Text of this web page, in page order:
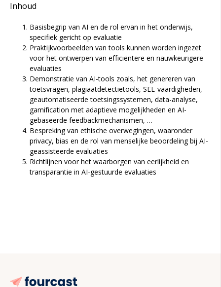
Inhoud
Basisbegrip van AI en de rol ervan in het onderwijs,
specifiek gericht op evaluatie
Praktijkvoorbeelden van tools kunnen worden ingezet
voor het ontwerpen van efficiëntere en nauwkeurigere
evaluaties
Demonstratie van AI-tools zoals, het genereren van
toetsvragen, plagiaatdetectietools, SEL-vaardigheden,
geautomatiseerde toetsingssystemen, data-analyse,
gamification met adaptieve mogelijkheden en AI-
gebaseerde feedbackmechanismen, …
Bespreking van ethische overwegingen, waaronder
privacy, bias en de rol van menselijke beoordeling bij AI-
geassisteerde evaluaties
Richtlijnen voor het waarborgen van eerlijkheid en
transparantie in AI-gestuurde evaluaties